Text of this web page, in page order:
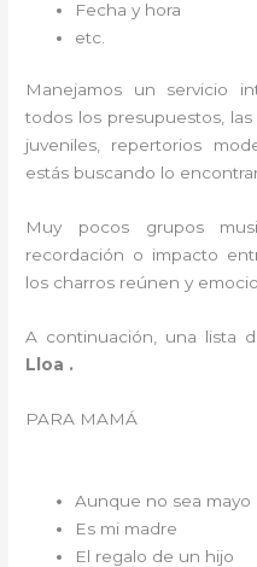
Fecha y hora
etc.
Manejamos un servicio
todos los presupuestos,
juveniles, repertorios
estás buscando lo
Muy pocos grupos
recordación o impacto
los charros reúnen y
A continuación, una lista
Lloa .
PARA
Aunque no sea mayo
Es mi madre
El regalo de un hijo